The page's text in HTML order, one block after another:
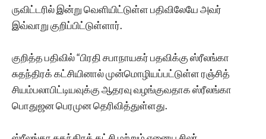
ருவிட்டரில் இன்று வெளியிட்டுள்ள பதிவிலேயே அவர்
இவ்வாறு குறிப்பிட்டுள்ளார்.
குறித்த பதிவில் “பிரதி சபாநாயகர் பதவிக்கு ஸ்ரீலங்கா
சுதந்திரக் கட்சியினால் முன்மொழியப்பட்டுள்ள ரஞ்சித்
சியம்பலாபிட்டியவுக்கு ஆதரவு வழங்குவதாக ஸ்ரீலங்கா
பொதுஜன பெரமுன தெரிவித்துள்ளது.